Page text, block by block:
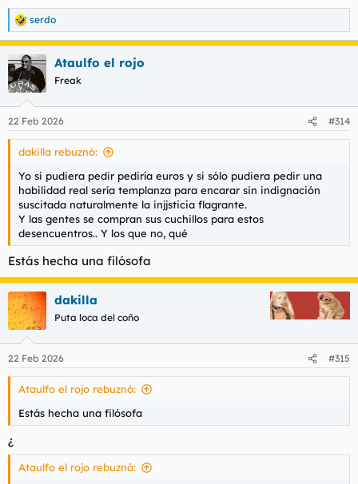
R
e
a
c
c
i
e
s
serdo
Ataulfo el rojo
Freak
22 Feb 2026 #314
dakilla rebuznó:
Yo si pudiera pedir pediría euros y si sólo pudiera pedir una
habilidad real sería templanza para encarar sin indignación
suscitada naturalmente la injjsticia flagrante.
Y las gentes se compran sus cuchillos para estos
desencuentros.. Y los que no, qué
Estás hecha una filósofa
dakilla
Puta loca del coño
22 Feb 2026 #315
Ataulfo el rojo rebuznó:
Estás hecha una filósofa
¿
Ataulfo el rojo rebuznó: